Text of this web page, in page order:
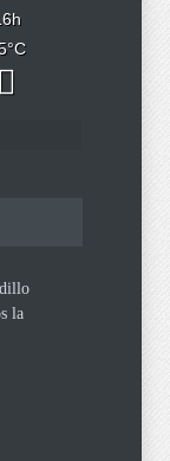
h
°C
la